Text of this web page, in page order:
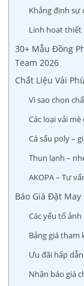
Khẳng định sự
Linh hoạt thiết
30+ Mẫu Đồng
Team 2026
Chất Liệu Vải
Vì sao chọn
Các loại vải
Cá sấu poly –
Thun lạnh –
AKOPA – Tư
Báo Giá Đặt May
Các yếu tố
Bảng giá tham
Ưu đãi hấp
Nhận báo giá